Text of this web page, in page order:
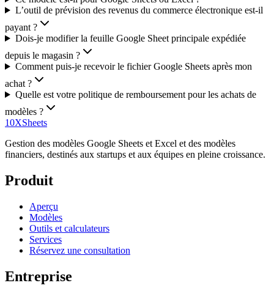
L’outil de prévision des revenus du commerce électronique est-il
payant ?
Dois-je modifier la feuille Google Sheet principale expédiée
depuis le magasin ?
Comment puis-je recevoir le fichier Google Sheets après mon
achat ?
Quelle est votre politique de remboursement pour les achats de
modèles ?
10XSheets
Gestion des modèles Google Sheets et Excel et des modèles
financiers, destinés aux startups et aux équipes en pleine croissance.
Produit
Aperçu
Modèles
Outils et calculateurs
Services
Réservez une consultation
Entreprise